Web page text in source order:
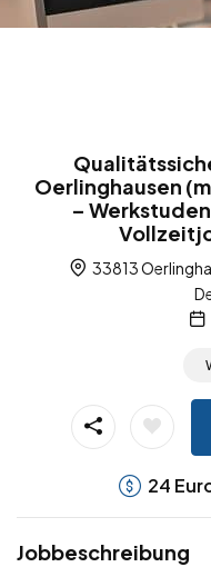
Oerlinghausen
–
33813
24
Jobbeschreibung